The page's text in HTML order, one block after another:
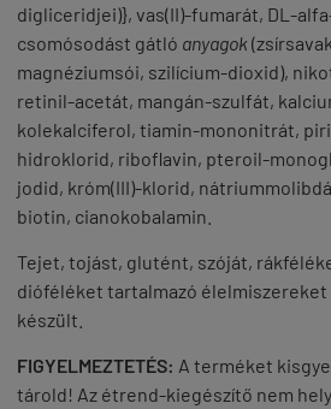
digliceridjei)}, vas(II)-fumarát, DL-
csomósodást gátló anyagok(zsírsavak
magnéziumsói, szilícium-dioxid),
retinil-acetát, mangán-szulfát,
kolekalciferol, tiamin-mononitrát,
hidroklorid, riboflavin, pteroil-
jodid, króm(III)-klorid,
biotin, cianokobalamin.
Tejet, tojást, glutént, szóját,
dióféléket tartalmazó élelmiszereket
készült.
FIGYELMEZTETÉS: A terméket
tárold! Az étrend-kiegészítő nem